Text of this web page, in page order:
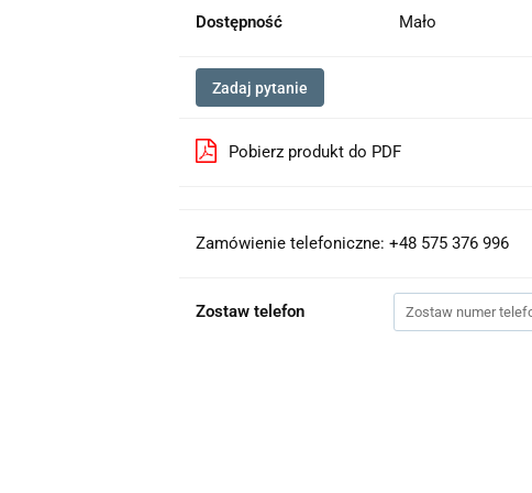
Dostępność Mało
Zadaj pytanie
Pobierz produkt do PDF
Zamówienie telefoniczne: +48 575 376 996
Zostaw telefon